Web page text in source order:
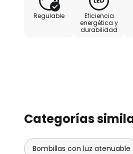
se
https://
Regulable
Eficiencia
energética y
durabilidad
Categorías
Bombillas con luz atenuable